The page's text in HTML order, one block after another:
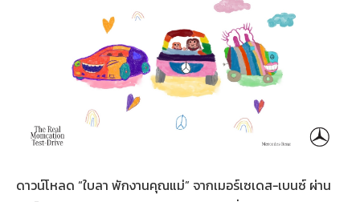
ดาวน์โหลด “ใบลา พักงานคุณแม่” จากเมอร์เซเดส-เบนซ์ ผ่าน